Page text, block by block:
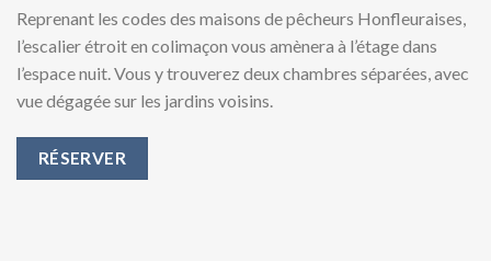
Reprenant les codes des maisons de pêcheurs Honfleuraises,
l’escalier étroit en colimaçon vous amènera à l’étage dans
l’espace nuit. Vous y trouverez deux chambres séparées, avec
vue dégagée sur les jardins voisins.
RÉSERVER